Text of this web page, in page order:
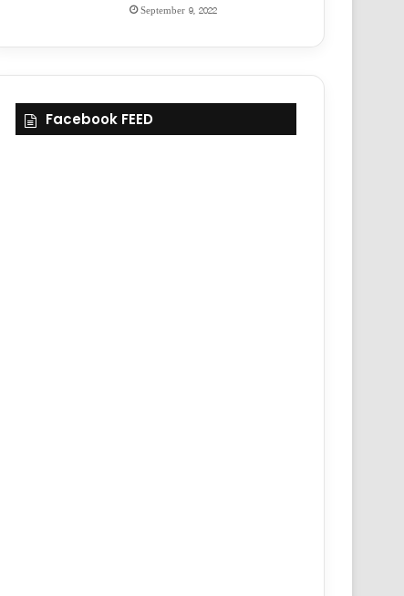
September 9, 2022
Facebook FEED